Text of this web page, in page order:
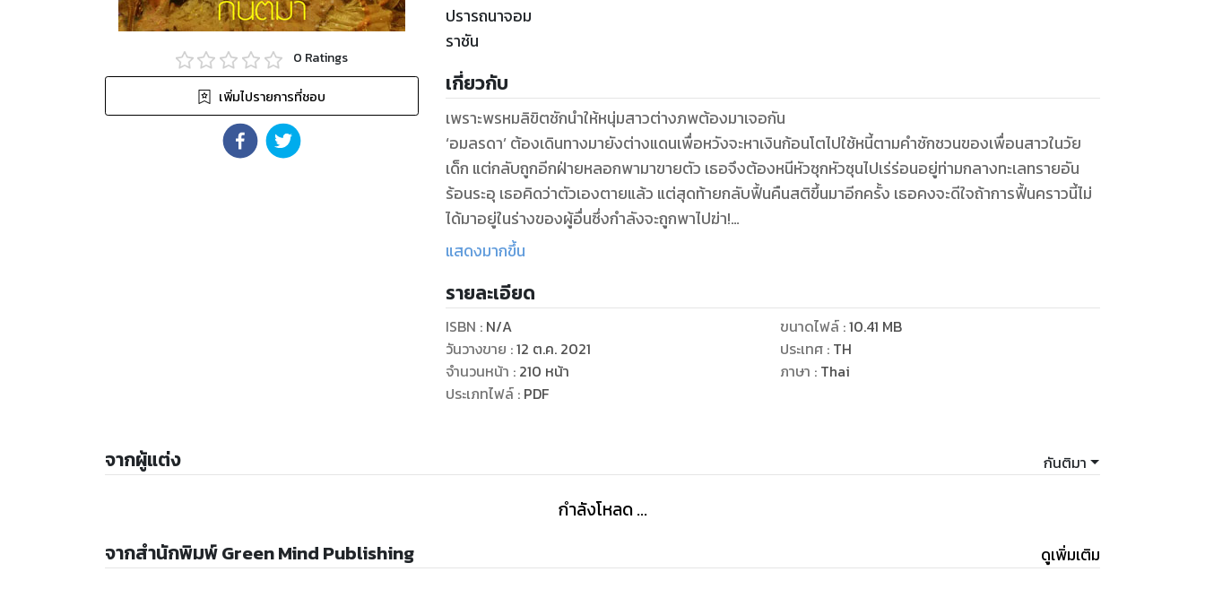
0 Ratings
เพิ่มไปรายการที่ชอบ
ปรารถนาจอม
ราชัน
เกี่ยวกับ
เพราะพรหมลิขิตชักนำให้หนุ่มสาวต่างภพต้องมาเจอกัน
‘อมลรดา’ ต้องเดินทางมายังต่างแดนเพื่อหวังจะหาเงินก้อนโตไปใช้หนี้ตามคำชักชวนของเพื่อนสาวในวัย
เด็ก แต่กลับถูกอีกฝ่ายหลอกพามาขายตัว เธอจึงต้องหนีหัวซุกหัวซุนไปเร่ร่อนอยู่ท่ามกลางทะเลทรายอัน
ร้อนระอุ เธอคิดว่าตัวเองตายแล้ว แต่สุดท้ายกลับฟื้นคืนสติขึ้นมาอีกครั้ง เธอคงจะดีใจถ้าการฟื้นคราวนี้ไม่
ได้มาอยู่ในร่างของผู้อื่นซึ่งกำลังจะถูกพาไปฆ่า!
ชีคราอุส จอมนักรบผู้ยิ่งใหญ่จำต้องพากองกำลังมาช่วย ‘ท่านหญิงเซรีน่า’ ผู้ซึ่งเป็นน้องสาวของเพื่อนรัก
แถมยังพูดจาเพี้ยนๆ อีกต่างหาก ท่าทางดูก๋ากั่น ช่างซักช่างถามราวกับคนไม่รู้เรื่องอะไรเลย แต่ก็น่าแปลกที่
มันกลับเขย่าหัวใจอันสงบนิ่งดั่งหินผาของเขาได้ ความรักแบบน้องจึงแปรเปลี่ยนไปโดยไม่รู้ตัว
สองหัวใจผูกพันกันท่ามกลางสงครามแย่งชิงเมือง และเมื่อถึงเวลาที่ต้องเลือกระหว่างหัวใจกับภพปัจจุบัน
อันคุ้นเคย อมลรดาก็ต้องหนักใจเพราะเธออยากครอบครองไว้ทั้งสองอย่าง
แสดงมากขึ้น
รายละเอียด
ISBN : N/A
วันวางขาย :12 ต.ค. 2021
จำนวนหน้า : 210 หน้า
ประเภทไฟล์: PDF
ขนาดไฟล์:10.41 MB
ประเทศ : TH
ภาษา : Thai
จากผู้แต่ง กันติมา
กำลังโหลด ...
จากสำนักพิมพ์ Green Mind Publishing ดูเพิ่มเติม